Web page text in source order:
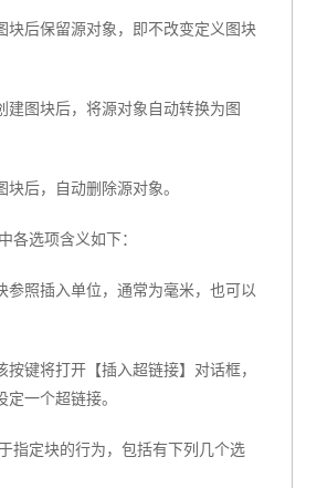
块后保留源对象，即不改变定义图块
建图块后，将源对象自动转换为图
块后，自动删除源对象。
各选项含义如下：
参照插入单位，通常为毫米，也可以
按键将打开【插入超链接】对话框，
一个超链接。
指定块的行为，包括有下列几个选